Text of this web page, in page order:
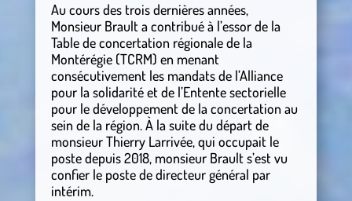
Au cours des trois dernières années,
Monsieur Brault a contribué à l’essor de la
Table de concertation régionale de la
Montérégie (TCRM) en menant
consécutivement les mandats de l’Alliance
pour la solidarité et de l’Entente sectorielle
pour le développement de la concertation au
sein de la région. À la suite du départ de
monsieur Thierry Larrivée, qui occupait le
poste depuis 2018, monsieur Brault s’est vu
confier le poste de directeur général par
intérim.